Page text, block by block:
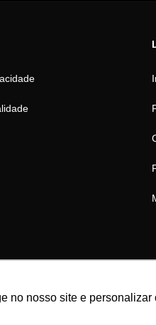
nosso site e